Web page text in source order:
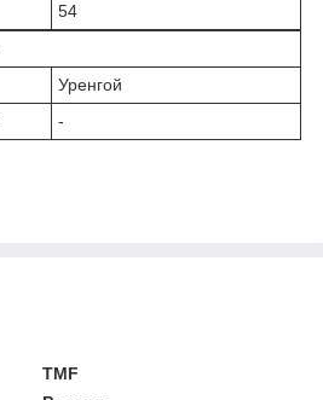
54
Уренгой
-
TMF